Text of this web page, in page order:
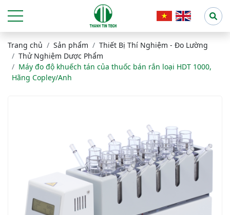
Trang chủ Sản phẩm
Thiết Bị Thí Nghiệm - Đo Lường
Thử Nghiệm Dược Phẩm
Máy đo độ khuếch tán của thuốc bán rắn loại HDT 1000,
Hãng Copley/Anh